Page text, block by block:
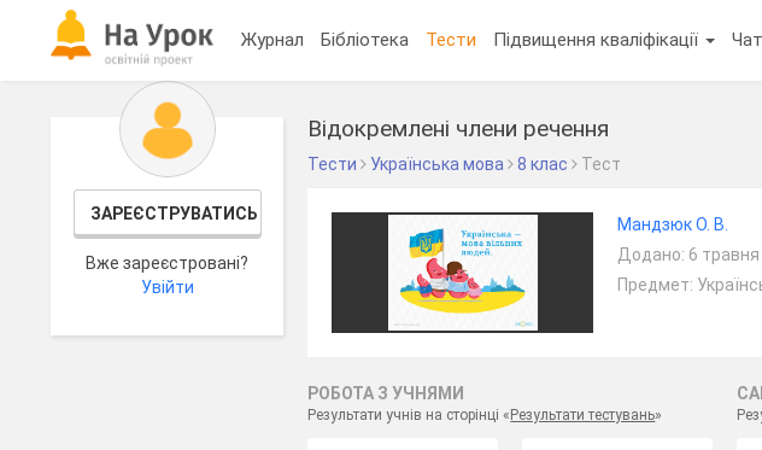
Журнал Бібліотека Тести Підвищення кваліфікації
ЗАРЕЄСТРУВАТИСЬ
Вже зареєстровані?
Увійти
Відокремлені члени речення
Тести Українська мова 8 клас Тест
Мандзюк О. В.
Додано: 6 травня
Предмет:
РОБОТА З УЧНЯМИ
Результати учнів на сторінці « Результати тестувань»